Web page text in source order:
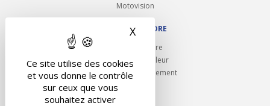
Ce site utilise des cookies
et vous donne le contrôle
sur ceux que vous
souhaitez activer
X Masquer le bandeau des
Motovision
NOUS REJOINDRE
Ouvrir un centre
Devenez contrôleur
Carrières et recrutement